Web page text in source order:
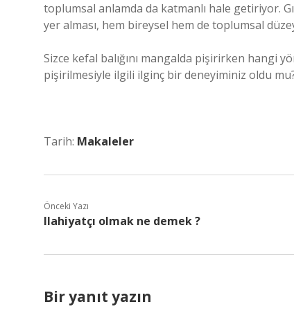
toplumsal anlamda da katmanlı hale getiriyor.
yer alması, hem bireysel hem de toplumsal
Sizce kefal balığını mangalda pişirirken hangi
pişirilmesiyle ilgili ilginç bir deneyiminiz oldu
Tarih: Makaleler
Önceki Yazı
Ilahiyatçı olmak ne demek ?
Bir yanıt yazın